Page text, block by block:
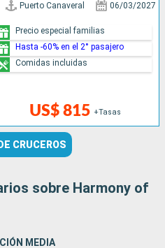
Puerto Canaveral 06/03/2027
US$ 815 +Tasas
Precio especial familias
Hasta -60% en el 2° pasajero
Comidas incluidas
CRUCEROS
sobre Harmony of
MEDIA